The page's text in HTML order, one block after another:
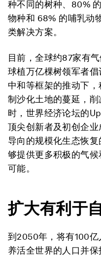
种不同的树种、80%
物种和 68% 的哺乳动
类解决方案。
目前，全球约87家有
球植万亿棵树领军者
中和等框架的推动下
制沙化土地的蔓延，
时，世界经济论坛的
顶尖创新者及初创企
导向的规模化生态恢
够提供更多积极的气
可能。
扩大有利于
到2050年，将有100
养活全世界的人口并